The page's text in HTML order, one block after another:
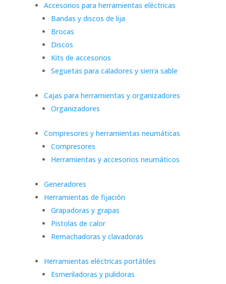
Accesorios para herramientas eléctricas
Bandas y discos de lija
Brocas
Discos
Kits de accesorios
Seguetas para caladores y sierra sable
Cajas para herramientas y organizadores
Organizadores
Compresores y herramientas neumáticas
Compresores
Herramientas y accesorios neumáticos
Generadores
Herramientas de fijación
Grapadoras y grapas
Pistolas de calor
Remachadoras y clavadoras
Herramientas eléctricas portátiles
Esmeriladoras y pulidoras